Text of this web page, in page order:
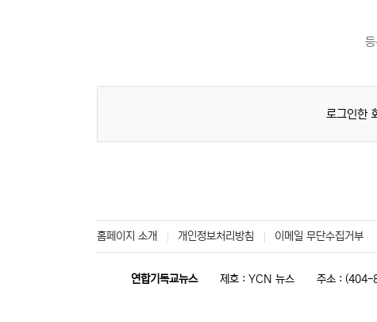
로그인한
홈페이지 소개 개인정보처리방침 이메일 무단수집거부
연합기독교뉴스 제호 : YCN 뉴스 주소 : (404-